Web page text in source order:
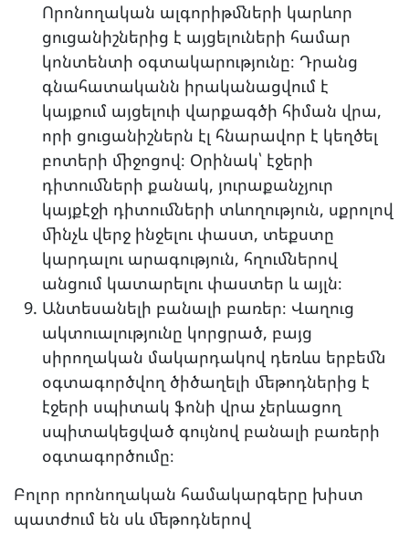
Որոնողական ալգորիթմների կարևոր
ցուցանիշներից է այցելուների համար
կոնտենտի օգտակարությունը։ Դրանց
գնահատականն իրականացվում է
կայքում այցելուի վարքագծի հիման վրա,
որի ցուցանիշներն էլ հնարավոր է կեղծել
բոտերի միջոցով։ Օրինակ՝ էջերի
դիտումների քանակ, յուրաքանչյուր
կայքէջի դիտումների տևողություն, սքրոլով
մինչև վերջ ինջելու փաստ, տեքստը
կարդալու արագություն, հղումներով
անցում կատարելու փաստեր և այլն։
Անտեսանելի բանալի բառեր։ Վաղուց
ակտուալությունը կորցրած, բայց
սիրողական մակարդակով դեռևս երբեմն
օգտագործվող ծիծաղելի մեթոդներից է
էջերի սպիտակ ֆոնի վրա չերևացող
սպիտակեցված գույնով բանալի բառերի
օգտագործումը։
Բոլոր որոնողական համակարգերը խիստ
պատժում են սև մեթոդներով